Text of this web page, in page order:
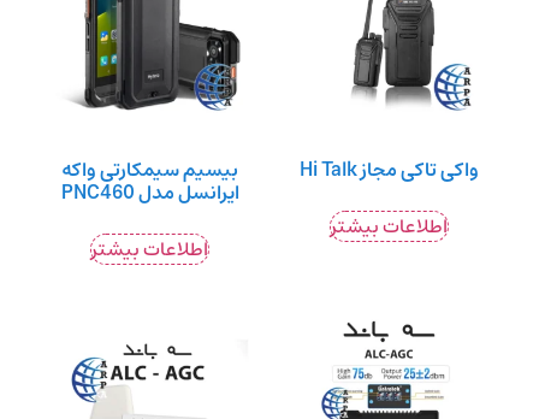
واکی تاکی مجاز Hi Talk
اطلاعات بیشتر
بیسیم سیمکارتی واکه
ایرانسل مدل PNC460
اطلاعات بیشتر